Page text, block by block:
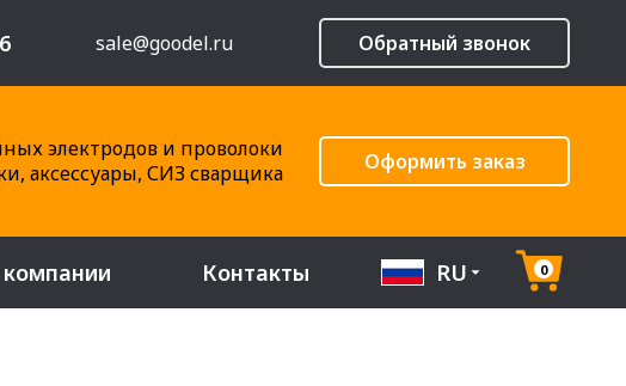
sale@goodel.ru Обратный звонок
электродов и проволоки
аксессуары, СИЗ сварщика
Оформить заказ
Контакты RU 0